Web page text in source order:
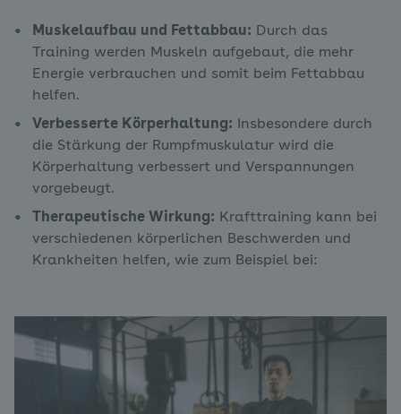
Muskelaufbau und Fettabbau: Durch das
Training werden Muskeln aufgebaut, die mehr
Energie verbrauchen und somit beim Fettabbau
helfen.
Verbesserte Körperhaltung: Insbesondere durch
die Stärkung der Rumpfmuskulatur wird die
Körperhaltung verbessert und Verspannungen
vorgebeugt.
Therapeutische Wirkung: Krafttraining kann bei
verschiedenen körperlichen Beschwerden und
Krankheiten helfen, wie zum Beispiel bei: